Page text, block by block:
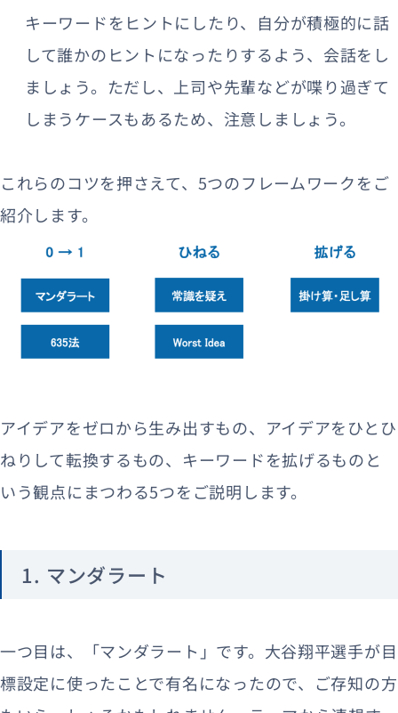
キーワードをヒントにしたり、自分が積極的に話
して誰かのヒントになったりするよう、会話をし
ましょう。ただし、上司や先輩などが喋り過ぎて
しまうケースもあるため、注意しましょう。
これらのコツを押さえて、5つのフレームワークをご
紹介します。
アイデアをゼロから生み出すもの、アイデアをひとひ
ねりして転換するもの、キーワードを拡げるものと
いう観点にまつわる5つをご説明します。
1. マンダラート
一つ目は、「マンダラート」です。大谷翔平選手が目
標設定に使ったことで有名になったので、ご存知の方